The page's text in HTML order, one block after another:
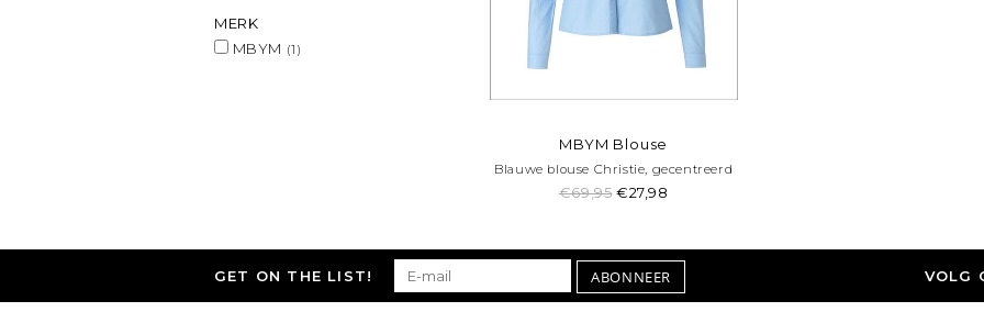
MERK
MBYM (1)
MBYM Blouse
Blauwe blouse Christie, gecentreerd
€69,95€27,98
GET ON THE LIST! ABONNEER VOLG